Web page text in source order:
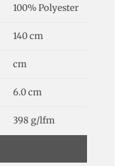
100% Polyester
140 cm
cm
6.0 cm
398 g/lfm